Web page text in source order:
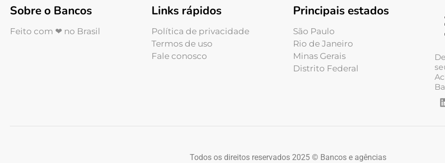
Sobre o Bancos
Feito com ❤ no Brasil
Links rápidos
Política de privacidade
Termos de uso
Fale conosco
Principais estados
São Paulo
Rio de Janeiro
Minas Gerais
Distrito Federal
Todos os direitos reservados 2025 © Bancos e agências